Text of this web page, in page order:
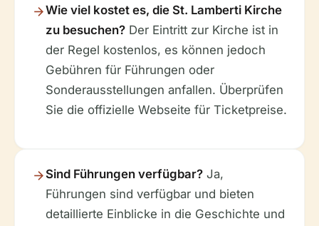
Wie viel kostet es, die St. Lamberti Kirche
zu besuchen? Der Eintritt zur Kirche ist in
der Regel kostenlos, es können jedoch
Gebühren für Führungen oder
Sonderausstellungen anfallen. Überprüfen
Sie die offizielle Webseite für Ticketpreise.
Sind Führungen verfügbar? Ja,
Führungen sind verfügbar und bieten
detaillierte Einblicke in die Geschichte und